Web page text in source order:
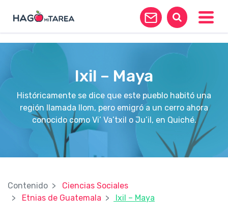
Ixil – Maya
Históricamente se dice que este pueblo habitó una
región llamada Ilom, pero emigró a un cerro ahora
conocido como Vi’ Va’txil o Ju’il, en Quiché.
Contenido
Ciencias Sociales
Etnias de Guatemala
Ixil – Maya